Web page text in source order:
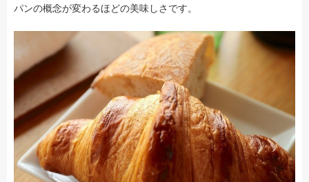
パンの概念が変わるほどの美味しさです。